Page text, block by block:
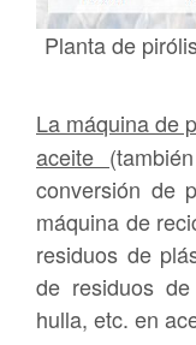
Planta de
La máquina de
aceite
conversión de
máquina de
residuos de
de residuos
hulla, etc. en